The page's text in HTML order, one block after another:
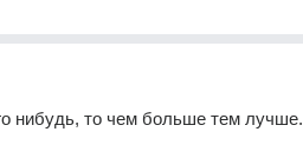
нибудь, то чем больше тем лучше.